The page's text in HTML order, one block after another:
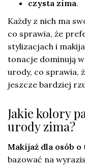
czysta zima.
Każdy z nich ma
co sprawia, że
stylizacjach i
tonacje dominują
urody, co sprawia,
jeszcze bardziej
Jakie kolory
urody zima?
Makijaż dla osób
bazować na